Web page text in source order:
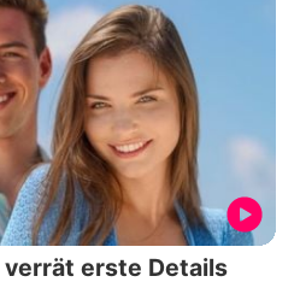
verrät erste Details